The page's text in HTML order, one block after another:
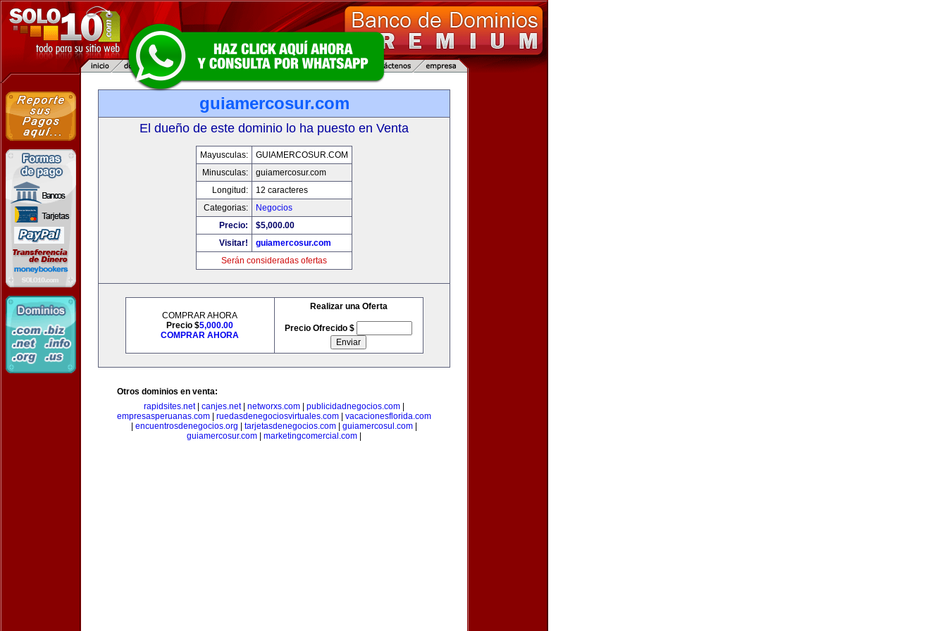
guiamercosur.com
El dueño de este dominio lo ha puesto en Venta
Mayusculas:
GUIAMERCOSUR.COM
Minusculas:
guiamercosur.com
Longitud:
12 caracteres
Categorias:
Negocios
Precio:
$5,000.00
Visitar!
guiamercosur.com
Serán consideradas ofertas
COMPRAR AHORA
Precio $5,000.00
COMPRAR AHORA
Realizar una Oferta
Precio Ofrecido $
Otros dominios en venta:
rapidsites.net| canjes.net| networxs.com publicidadnegocios.com
empresasperuanas.com
ruedasdenegociosvirtuales.com
vacacionesflorida.com
encuentrosdenegocios.org tarjetasdenegocios.com guiamercosul.com
guiamercosur.com
marketingcomercial.com